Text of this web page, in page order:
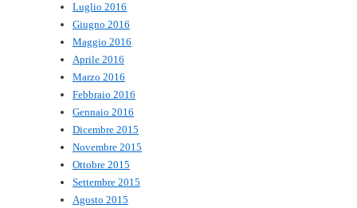
Luglio 2016
Giugno 2016
Maggio 2016
Aprile 2016
Marzo 2016
Febbraio 2016
Gennaio 2016
Dicembre 2015
Novembre 2015
Ottobre 2015
Settembre 2015
Agosto 2015